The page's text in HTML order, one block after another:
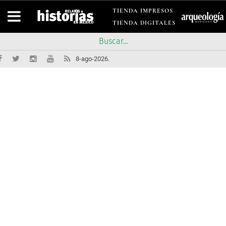
TIENDA IMPRESOS
TIENDA DIGITALES
8-ago-2026.